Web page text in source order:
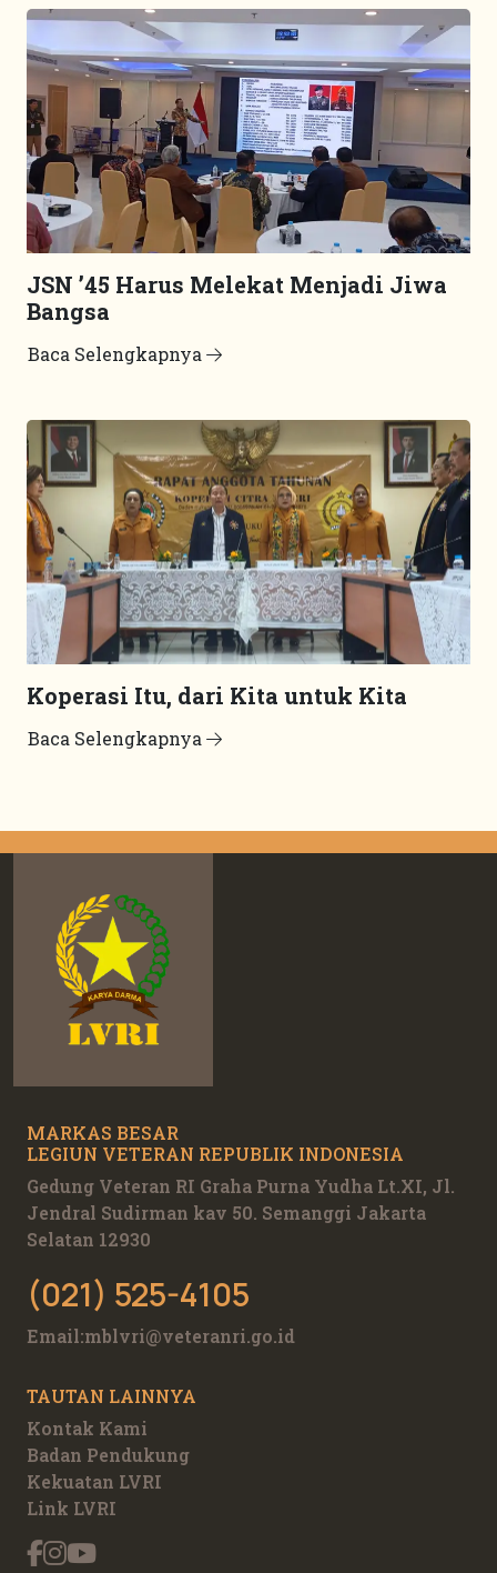
JSN ’45 Harus Melekat Menjadi Jiwa
Bangsa
Baca Selengkapnya
Koperasi Itu, dari Kita untuk Kita
Baca Selengkapnya
MARKAS BESAR
LEGIUN VETERAN REPUBLIK INDONESIA
Gedung Veteran RI Graha Purna Yudha Lt.XI, Jl.
Jendral Sudirman kav 50. Semanggi Jakarta
Selatan 12930
(021) 525-4105
Email:mblvri@veteranri.go.id
TAUTAN LAINNYA
Kontak Kami
Badan Pendukung
Kekuatan LVRI
Link LVRI